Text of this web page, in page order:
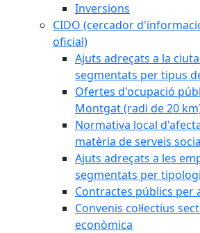
Inversions
CIDO (cercador
oficial)
Ajuts adreçats a la
segmentats per tipus
Ofertes d'ocupació
Montgat (radi de 20
Normativa local
matèria de serveis
Ajuts adreçats a les
segmentats per
Contractes públics per
Convenis col·lectius
econòmica